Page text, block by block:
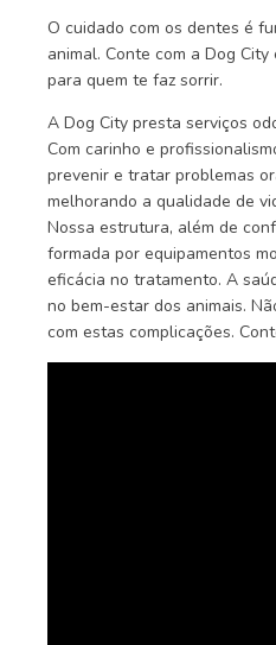
O cuidado com os dentes é
animal. Conte com a Dog
para quem te faz sorrir.
A Dog City presta serviços
Com carinho e
prevenir e tratar problemas
melhorando a qualidade de
Nossa estrutura, além de
formada por equipamentos
eficácia no tratamento. A
no bem-estar dos animais.
com estas complicações.